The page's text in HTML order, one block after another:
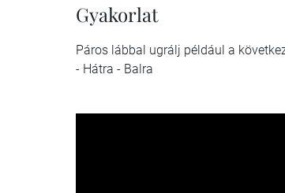
Gyakorlat
Páros lábbal ugrálj például a
- Hátra - Balra